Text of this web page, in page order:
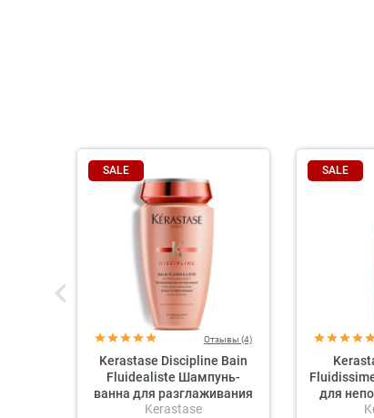
SALE
Отзывы (4)
Kerastase Discipline Bain
Fluidealiste Шампунь-
ванна для разглаживания
непослушных волос (без
Kerastase
SALE
для